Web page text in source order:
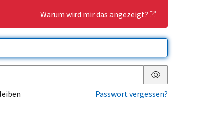
Warum wird mir das angezeigt?
Passwort anzeigen
Passwort vergessen?